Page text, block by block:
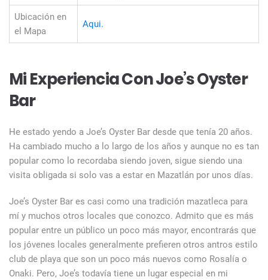
Ubicación en
el Mapa
Aqui.
Mi Experiencia Con Joe’s Oyster
Bar
He estado yendo a Joe’s Oyster Bar desde que tenía 20 años.
Ha cambiado mucho a lo largo de los años y aunque no es tan
popular como lo recordaba siendo joven, sigue siendo una
visita obligada si solo vas a estar en Mazatlán por unos días.
Joe’s Oyster Bar es casi como una tradición mazatleca para
mí y muchos otros locales que conozco. Admito que es más
popular entre un público un poco más mayor, encontrarás que
los jóvenes locales generalmente prefieren otros antros estilo
club de playa que son un poco más nuevos como Rosalía o
Onaki. Pero, Joe’s todavía tiene un lugar especial en mi